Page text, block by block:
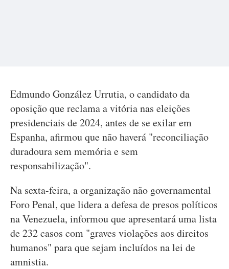
Edmundo González Urrutia, o candidato da
oposição que reclama a vitória nas eleições
presidenciais de 2024, antes de se exilar em
Espanha, afirmou que não haverá "reconciliação
duradoura sem memória e sem
responsabilização".
Na sexta-feira, a organização não governamental
Foro Penal, que lidera a defesa de presos políticos
na Venezuela, informou que apresentará uma lista
de 232 casos com "graves violações aos direitos
humanos" para que sejam incluídos na lei de
amnistia.